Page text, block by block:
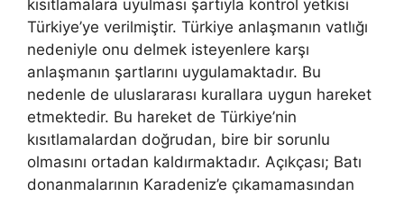
kısıtlamalara uyulması şartıyla kontrol yetkisi
Türkiye’ye verilmiştir. Türkiye anlaşmanın vatlığı
nedeniyle onu delmek isteyenlere karşı
anlaşmanın şartlarını uygulamaktadır. Bu
nedenle de uluslararası kurallara uygun hareket
etmektedir. Bu hareket de Türkiye’nin
kısıtlamalardan doğrudan, bire bir sorunlu
olmasını ortadan kaldırmaktadır. Açıkçası; Batı
donanmalarının Karadeniz’e çıkamamasından